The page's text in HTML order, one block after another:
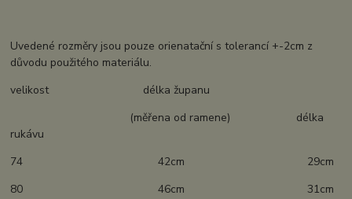
Uvedené rozměry jsou pouze orienatační s tolerancí +-2cm z
důvodu použitého materiálu.
velikost délka županu
(měřena od ramene) délka
rukávu
74 42cm 29cm
80 46cm 31cm